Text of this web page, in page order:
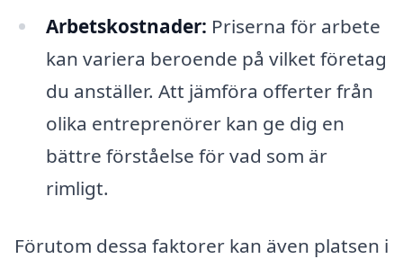
Arbetskostnader: Priserna för arbete
kan variera beroende på vilket företag
du anställer. Att jämföra offerter från
olika entreprenörer kan ge dig en
bättre förståelse för vad som är
rimligt.
Förutom dessa faktorer kan även platsen i